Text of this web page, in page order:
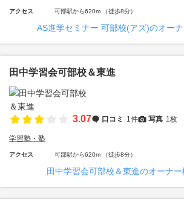
アクセス 可部駅から620m （徒歩8分）
AS進学セミナー 可部校(アズ)のオー
田中学習会可部校＆東進
3.07 口コミ 1件 写真 1枚
学習塾・塾
アクセス 可部駅から620m （徒歩8分）
田中学習会可部校＆東進のオーナー